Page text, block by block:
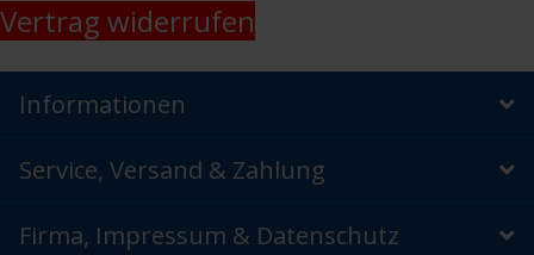
Vertrag widerrufen
Informationen
Service, Versand & Zahlung
Firma, Impressum & Datenschutz